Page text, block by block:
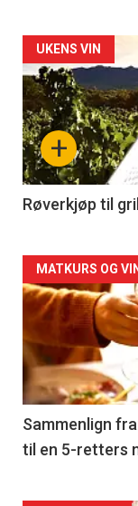
Forsiden
akkurat
nå
-
4
+
UKENS VIN
Røverkjøp til
Forsiden
akkurat
nå
-
5
MATKURS OG
Sammenlign
til en 5-retters